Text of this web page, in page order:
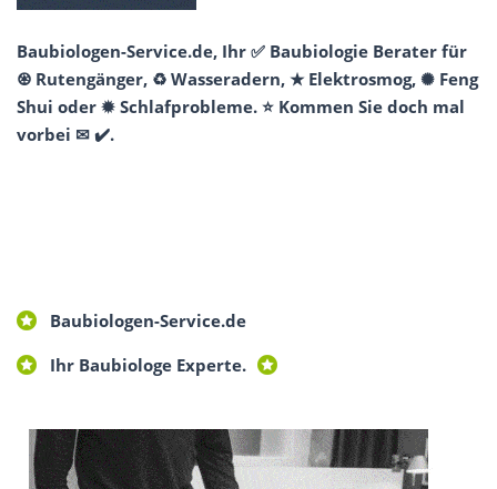
Baubiologen-Service.de, Ihr ✅ Baubiologie Berater für
♼ Rutengänger, ♻ Wasseradern, ★ Elektrosmog, ✺ Feng
Shui oder ✹ Schlafprobleme. ⭐ Kommen Sie doch mal
vorbei ✉ ✔️.
Baubiologen-Service.de
Ihr Baubiologe Experte.